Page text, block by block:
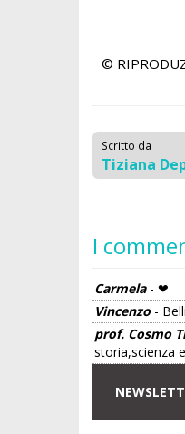
©
Scritto da
Tiziana
I
Carmela- ❤
Vincenzo-
prof. Cosmo
storia,scienza